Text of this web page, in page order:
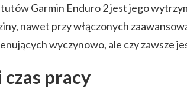
Garmin Enduro 2 jest jego
nawet przy włączonych
wyczynowo, ale czy zawsze
czas pracy